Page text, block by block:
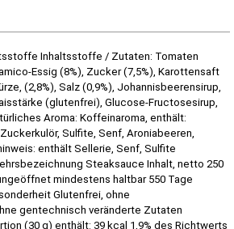
Inhaltsstoffe / Zutaten: Tomaten
Essig (8%), Zucker (7,5%), Karottensaft
(2,8%), Salz (0,9%), Johannisbeerensirup,
(glutenfrei), Glucose-Fructosesirup,
Aroma: Koffeinaroma, enthält:
Sulfite, Senf, Aroniabeeren,
enthält Sellerie, Senf, Sulfite
Steaksauce Inhalt, netto 250
mindestens haltbar 550 Tage
Glutenfrei, ohne
gentechnisch veränderte Zutaten
(30 g) enthält: 39 kcal 1,9% des Richtwerts